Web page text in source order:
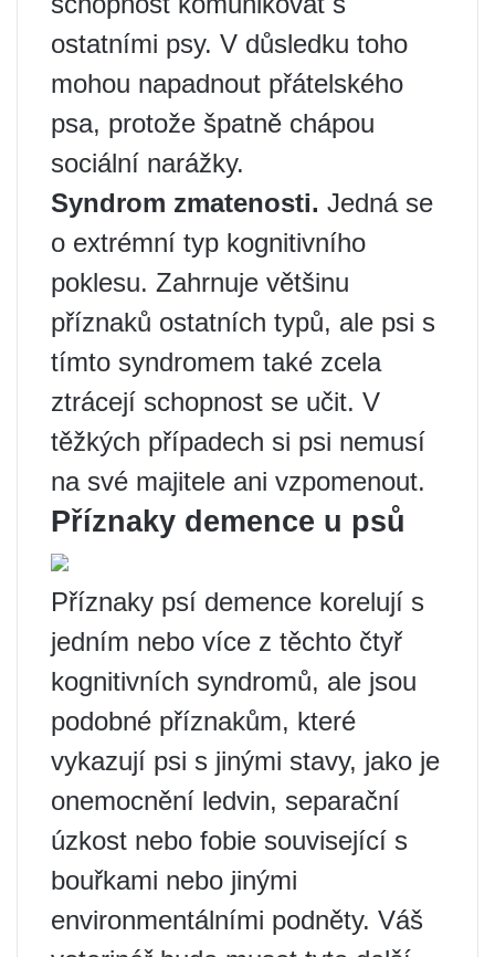
ostatními psy. V důsledku toho
mohou napadnout přátelského
psa, protože špatně chápou
sociální narážky.
Syndrom zmatenosti. Jedná se
o extrémní typ kognitivního
poklesu. Zahrnuje většinu
příznaků ostatních typů, ale psi s
tímto syndromem také zcela
ztrácejí schopnost se učit. V
těžkých případech si psi nemusí
na své majitele ani vzpomenout.
Příznaky demence u psů
Příznaky psí demence korelují s
jedním nebo více z těchto čtyř
kognitivních syndromů, ale jsou
podobné příznakům, které
vykazují psi s jinými stavy, jako je
onemocnění ledvin, separační
úzkost nebo fobie související s
bouřkami nebo jinými
environmentálními podněty. Váš